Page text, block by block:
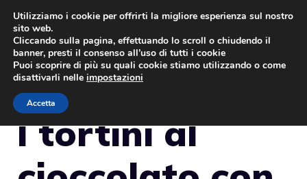
Vai
contenuto
I tortini al
Utilizziamo i cookie per offrirti la migliore esperienza sul nostro
sito web.
Cliccando sulla pagina, effettuando lo scroll o chiudendo il
banner, presti il consenso all’uso di tutti i cookie
Puoi scoprire di più su quali cookie stiamo utilizzando o come
disattivarli nelle impostazioni
Accetta